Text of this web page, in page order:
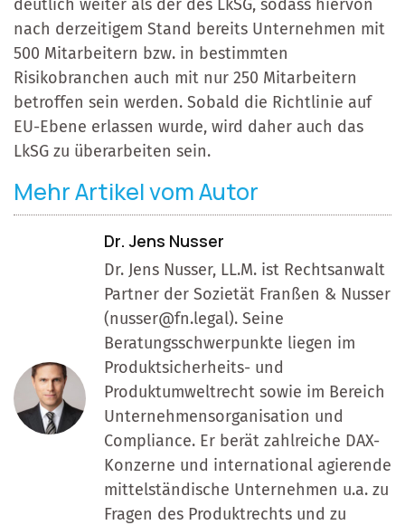
deutlich weiter als der des LkSG, sodass hiervon
nach derzeitigem Stand bereits Unternehmen mit
500 Mitarbeitern bzw. in bestimmten
Risikobranchen auch mit nur 250 Mitarbeitern
betroffen sein werden. Sobald die Richtlinie auf
EU-Ebene erlassen wurde, wird daher auch das
LkSG zu überarbeiten sein.
Mehr Artikel vom Autor
Dr. Jens Nusser
Dr. Jens Nusser, LL.M. ist Rechtsanwalt
Partner der Sozietät Franßen & Nusser
(nusser@fn.legal). Seine
Beratungsschwerpunkte liegen im
Produktsicherheits- und
Produktumweltrecht sowie im Bereich
Unternehmensorganisation und
Compliance. Er berät zahlreiche DAX-
Konzerne und international agierende
mittelständische Unternehmen u.a. zu
Fragen des Produktrechts und zu